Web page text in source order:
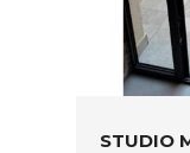
STUDIO